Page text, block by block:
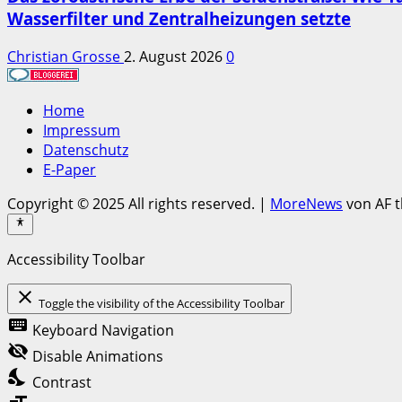
Wasserfilter und Zentralheizungen setzte
Christian Grosse2. August 20260
Home
Impressum
Datenschutz
E-Paper
Copyright © 2025 All rights reserved. | MoreNews von AF
Accessibility Toolbar
close Toggle the visibility of the Accessibility Toolbar
keyboard Keyboard Navigation
visibility_off Disable Animations
nights_stay Contrast